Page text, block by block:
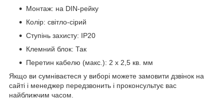
Монтаж: на DIN-рейку
Колір: світло-сірий
Ступінь захисту: IP20
Клемний блок: Так
Перетин кабелю (макс.): 2 х 2,5 кв. мм
Якщо ви сумніваєтеся у виборі можете замовити дзвінок на
сайті і менеджер передзвонить і проконсультує вас
найближчим часом.